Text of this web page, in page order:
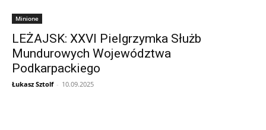
Minione
LEŻAJSK: XXVI Pielgrzymka Służb
Mundurowych Województwa
Podkarpackiego
Łukasz Sztolf - 10.09.2025